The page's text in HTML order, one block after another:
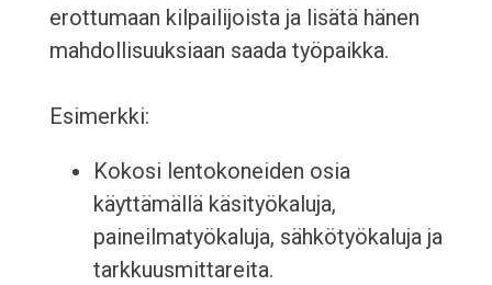
erottumaan kilpailijoista ja lisätä hänen
mahdollisuuksiaan saada työpaikka.
Esimerkki:
Kokosi lentokoneiden osia
käyttämällä käsityökaluja,
paineilmatyökaluja, sähkötyökaluja ja
tarkkuusmittareita.